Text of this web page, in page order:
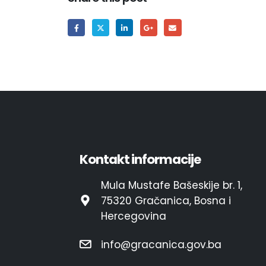
Kontakt informacije
Mula Mustafe Bašeskije br. 1,
75320 Gračanica, Bosna i
Hercegovina
info@gracanica.gov.ba